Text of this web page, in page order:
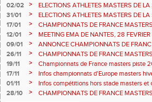
02/02
>
ELECTIONS ATHLETES MASTERS DE
vote : athlètes femmes.
31/01 >
ELECTIONS ATHLETES MASTERS DE
17/01
>
CHAMPIONNATS DE FRANCE
informations sur les inscriptions et report
12/01 >
MEETING EMA DE NANTES, 28
09/01
>
ANNONCE CHAMPIONNATS DE
ÉPREUVES COMBINÉES ET ÉPREUVES
26/11 >
CHAMPIONNATS DE FRANCE
2026, site de l'organisation.
19/11 >
Championnats de France masters piste
17/11
>
Infos championnats d'Europe masters
01/11
>
Infos compétitions hors stade masters et
28/10
>
CHAMPIONNATS DE FRANCE